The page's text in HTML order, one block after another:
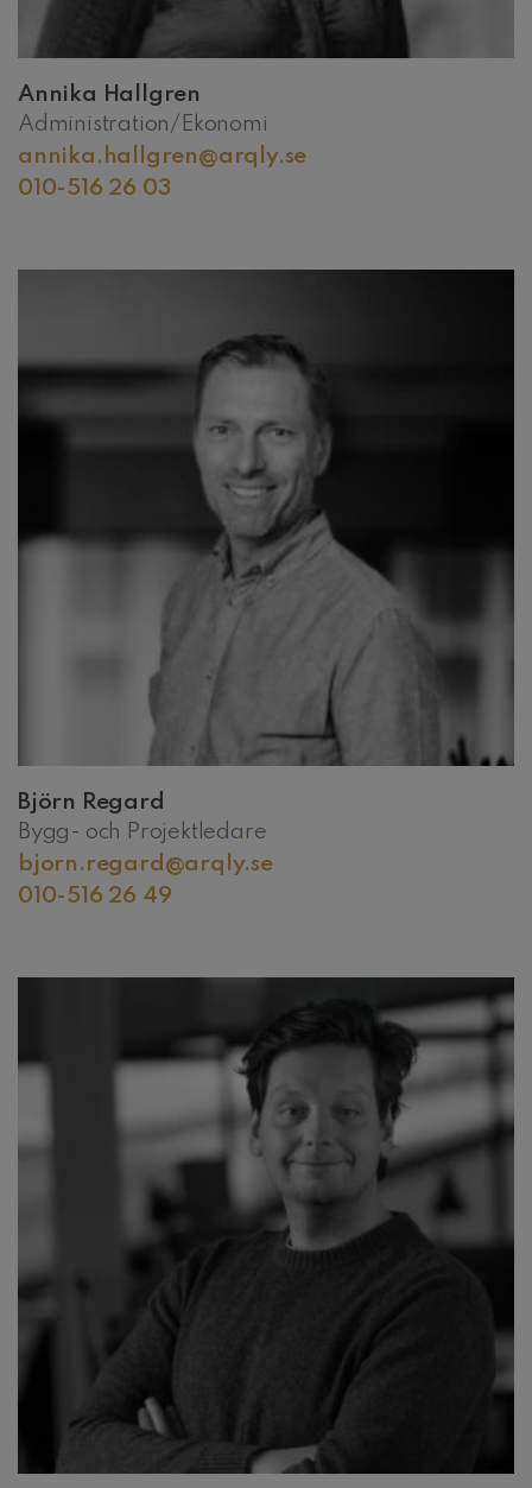
Annika Hallgren
Administration/Ekonomi
annika.hallgren@arqly.se
010-516 26 03
Björn Regard
Bygg- och Projektledare
bjorn.regard@arqly.se
010-516 26 49